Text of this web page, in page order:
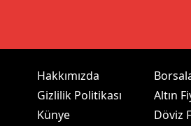
Hakkımızda
Gizlilik Politikası
Künye
Altın
Döviz